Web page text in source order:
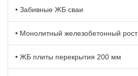
• Забивные ЖБ сваи
• Монолитный железобетонный
• ЖБ плиты перекрытия 200 мм